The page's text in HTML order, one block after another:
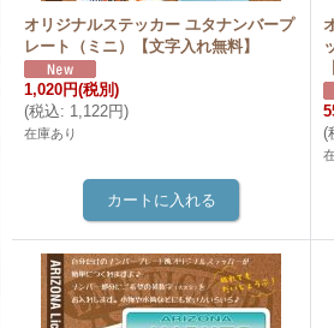
オリジナルステッカー ユタナンバープ
レート（ミニ）【文字入れ無料】
1,020円(税別)
(税込: 1,122円)
在庫あり
(